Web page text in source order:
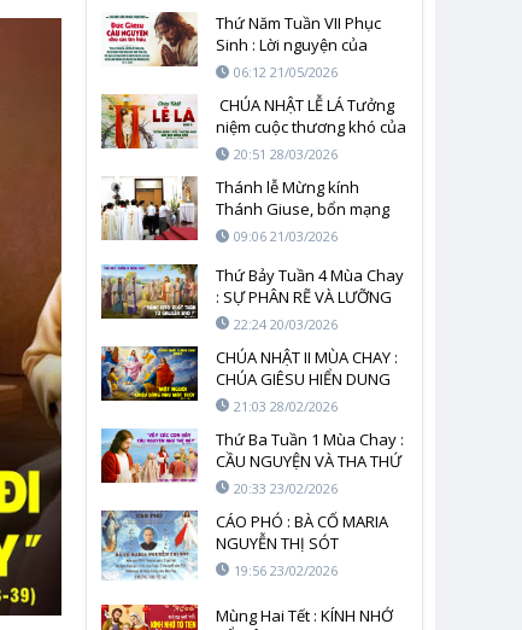
Thứ Năm Tuần VII Phục
Sinh : Lời nguyện của
Chúa Giêsu cho sự hiệp
06:12 21/05/2026
CHÚA NHẬT LỄ LÁ Tưởng
niệm cuộc thương khó của
Chúa20:51 28/03/2026
Thánh lễ Mừng kính
Thánh Giuse, bổn mạng
giáo xứ
09:06 21/03/2026
Thứ Bảy Tuần 4 Mùa Chay
: SỰ PHÂN RẼ VÀ LƯỠNG
LỰ TRƯỚC LỜI CHÂN LÝ
22:24 20/03/2026
CHÚA NHẬT II MÙA CHAY :
CHÚA GIÊSU HIỂN DUNG
TRÊN NÚI
21:03 28/02/2026
Thứ Ba Tuần 1 Mùa Chay :
CẦU NGUYỆN VÀ THA THỨ
20:33 23/02/2026
CÁO PHÓ : BÀ CỐ MARIA
NGUYỄN THỊ SÓT
19:56 23/02/2026
Mùng Hai Tết : KÍNH NHỚ